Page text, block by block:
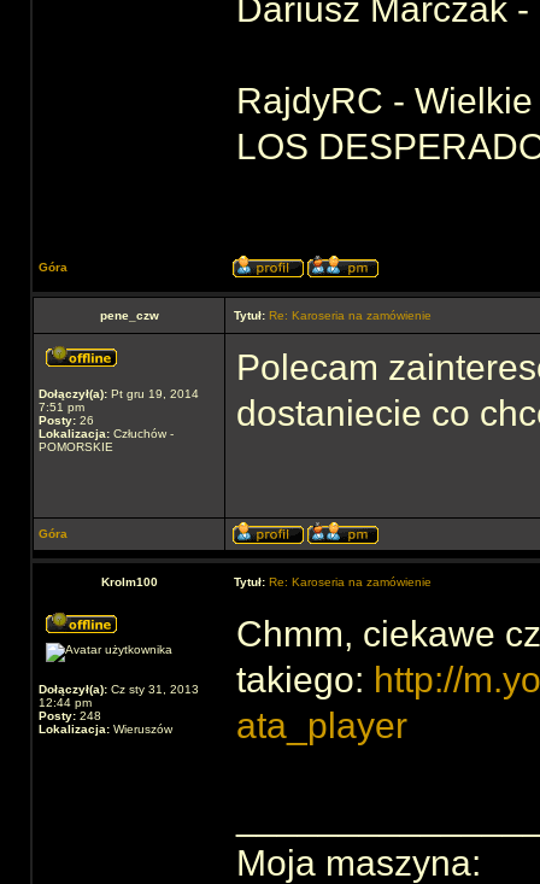
Dariusz Marczak
RajdyRC -
LOS
Góra
pene_czw Tytuł: Re: Karoseria na zamówienie
Dołączył(a): Pt gru 19, 2014
7:51 pm
Posty: 26
Lokalizacja: Człuchów -
POMORSKIE
Polecam
dostaniecie co
Góra
Krolm100 Tytuł: Re: Karoseria na zamówienie
Dołączył(a): Cz sty 31, 2013
12:44 pm
Posty: 248
Lokalizacja: Wieruszów
Chmm, ciekawe
takiego: http://
ata_player
Moja maszyna: